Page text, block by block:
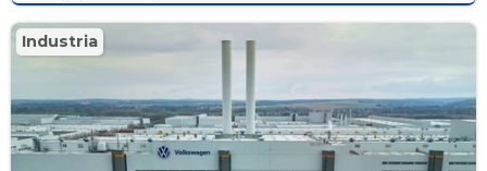
Industria